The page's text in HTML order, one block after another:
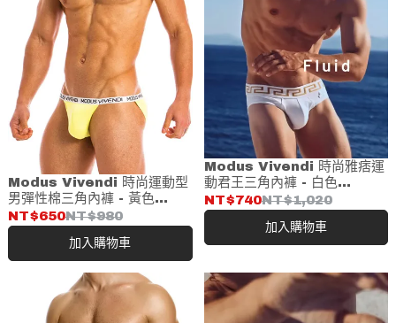
Modus Vivendi 時尚運動型
男彈性棉三角內褲 - 黃色
(09811)
NT$650NT$980
加入購物車
Modus Vivendi 時尚雅痞運
動君王三角內褲 - 白色
(11613)
NT$740NT$1,020
加入購物車